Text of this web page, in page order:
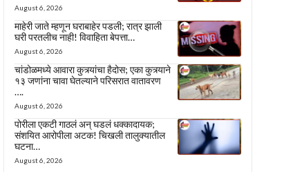
August 6, 2026
माहेरी जाते म्हणून घराबाहेर पडली; रात्र झाली
घरी परतलीच नाही! विवाहिता बेपत्ता…
August 6, 2026
चांडोळमध्ये आवारा कुत्र्यांचा हैदोस; एका कुत्र्याने
१३ जणांना चावा घेतल्याने परिसरात वातावरण
….
August 6, 2026
पोरीला एकटी गाठलं अन् घडलं धक्कादायक;
संशयित आरोपीला अटक! चिखली तालुक्यातील
घटना…
August 6, 2026